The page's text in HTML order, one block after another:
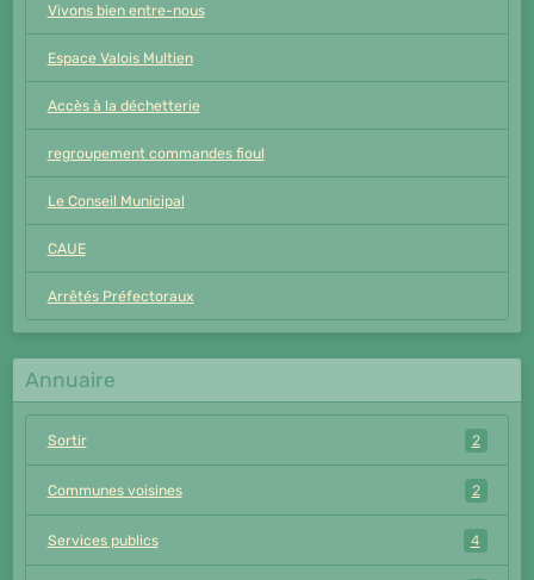
Vivons bien entre-nous
Espace Valois Multien
Accès à la déchetterie
regroupement commandes fioul
Le Conseil Municipal
CAUE
Arrêtés Préfectoraux
Annuaire
Sortir 2
Communes voisines 2
Services publics 4